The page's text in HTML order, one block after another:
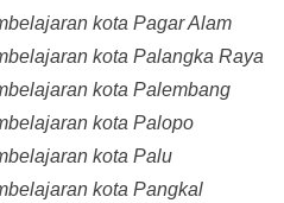
kota Pagar Alam
kota Palangka Raya
kota Palembang
kota Palopo
kota Palu
kota Pangkal